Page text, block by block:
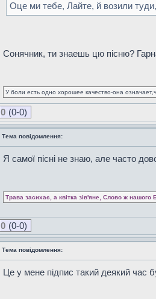
Оце ми тебе, Лайте, й возили
Сонячник, ти знаешь цю пісню?
У боли есть одно хорошее качество-она
0 (0-0)
Тема повідомлення:
Я самої пісні не знаю, але часто
Трава засихає, а квітка зів'яне, Слово ж нашого
0 (0-0)
Тема повідомлення:
Це у мене підпис такий деякий час